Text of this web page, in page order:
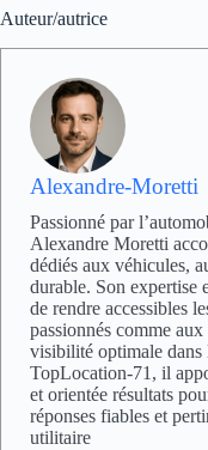
Auteur/autrice
Alexandre-Moretti
Passionné par
Alexandre Moretti
dédiés aux véhicules,
durable. Son expertise
de rendre accessibles
passionnés comme
visibilité optimale dans
TopLocation-71, il
et orientée résultats
réponses fiables et
utilitaire